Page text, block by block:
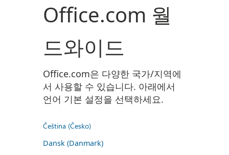
Office.com 월
드와이드
Office.com은 다양한 국가/지역에
서 사용할 수 있습니다. 아래에서
언어 기본 설정을 선택하세요.
Čeština (Česko)
Dansk (Danmark)